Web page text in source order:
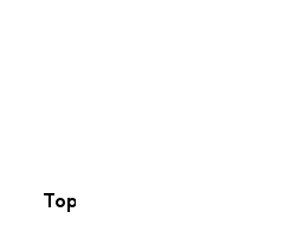
Top 50